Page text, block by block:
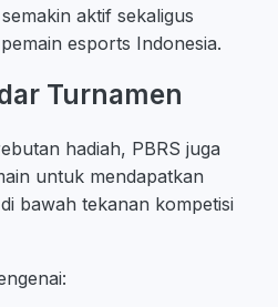
aktif sekaligus
esports Indonesia.
Turnamen
hadiah, PBRS juga
untuk mendapatkan
bawah tekanan kompetisi